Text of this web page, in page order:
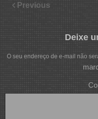
Previous
Deixe
O seu endereço de e-mail não